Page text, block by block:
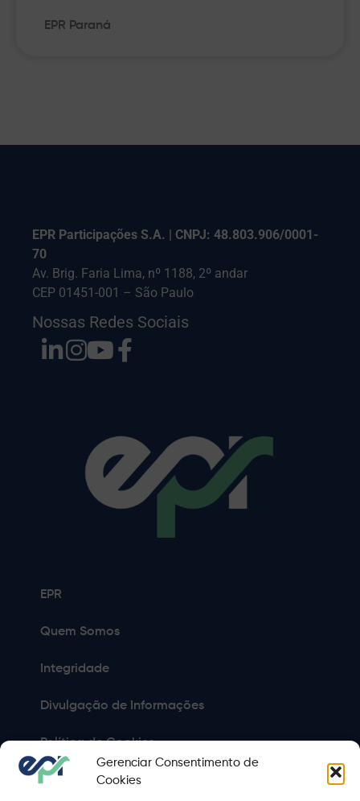
Gerenciar Consentimento de
Cookies
EPR Paraná
EPR Participações S.A. | CNPJ: 48.803.906/0001-
70
Av. Brig. Faria Lima, nº 1188, 2º andar
CEP 01451-001 – São Paulo
Nossas Redes Sociais
EPR
Quem Somos
Integridade
Divulgação de Informações
Política de Cookies
Política de Privacidade